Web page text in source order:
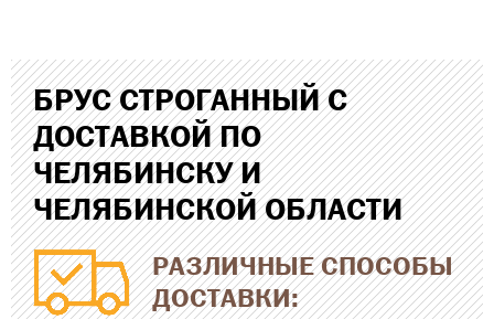
БРУС СТРОГАННЫЙ С
ДОСТАВКОЙ ПО
ЧЕЛЯБИНСКУ И
ЧЕЛЯБИНСКОЙ ОБЛАСТИ
РАЗЛИЧНЫЕ СПОСОБЫ
ДОСТАВКИ: